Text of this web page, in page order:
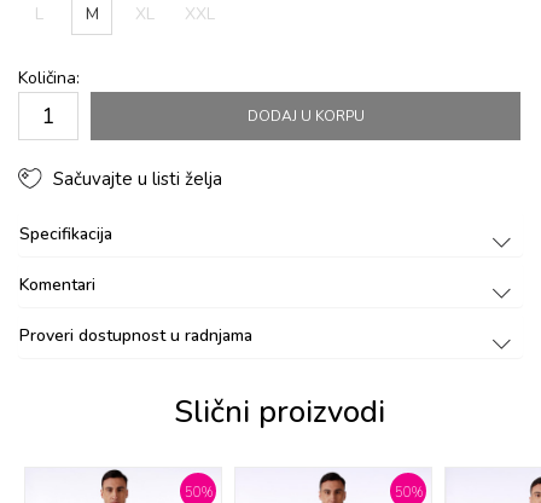
L
M XL XXL
Količina:
DODAJ U KORPU
Sačuvajte u listi želja
Specifikacija
Komentari
Proveri dostupnost u radnjama
Slični proizvodi
50% 50%